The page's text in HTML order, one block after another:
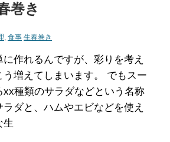
巻き
, 食事 生春巻き
作れるんですが、彩りを考え
う増えてしまいます。 でもスー
xx種類のサラダなどという名称
ダと、ハムやエビなどを使え
生